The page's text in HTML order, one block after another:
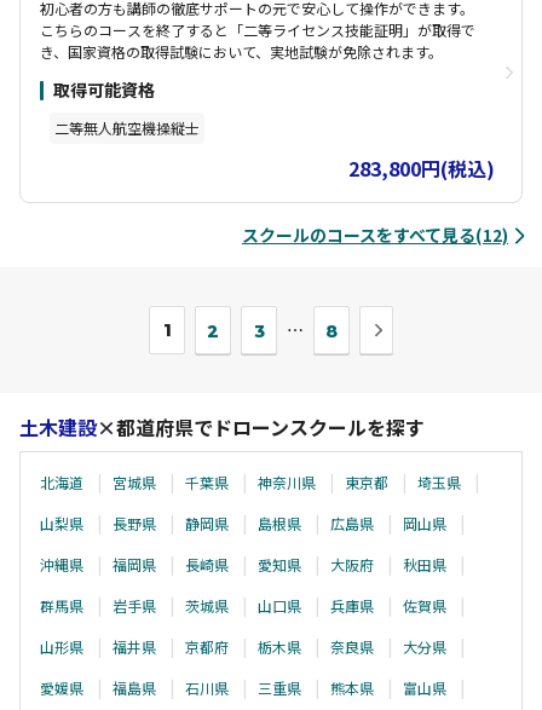
初心者の方も講師の徹底サポートの元で安心して操作ができます。
こちらのコースを終了すると「二等ライセンス技能証明」が取得で
き、国家資格の取得試験において、実地試験が免除されます。
取得可能資格
二等無人航空機操縦士
283,800円(税込)
スクールのコースをすべて見る(12)
1 2 3 ⋯ 8
次
ジ
へ
土木建設×都道府県でドローンスクールを探す
北海道 宮城県 千葉県 神奈川県 東京都
埼玉県
山梨県
長野県 静岡県 島根県 広島県
岡山県
沖縄県
福岡県 長崎県 愛知県 大阪府
秋田県
群馬県
岩手県 茨城県 山口県 兵庫県
佐賀県
山形県
福井県 京都府 栃木県 奈良県
大分県
愛媛県
福島県 石川県 三重県 熊本県
富山県